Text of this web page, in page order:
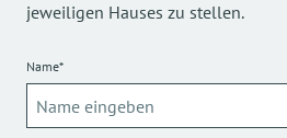
jeweiligen Hauses zu stellen.
Name*